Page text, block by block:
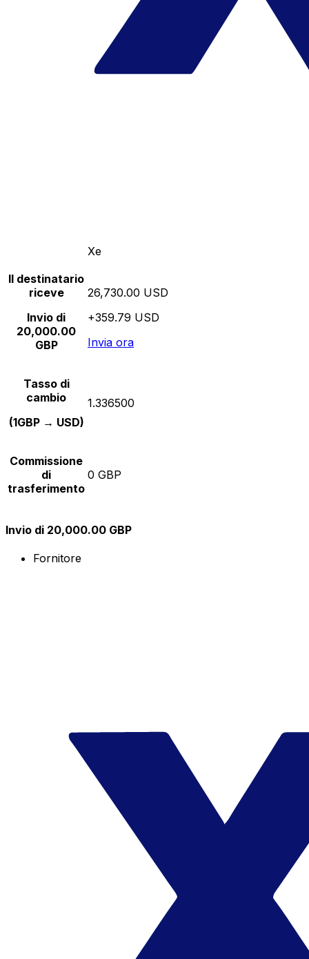
Xe
Il destinatario
riceve
Invio di
20,000.00
GBP
26,730.00 USD
+359.79 USD
Invia ora
Tasso di
cambio
(1GBP → USD)
1.336500
Commissione
di
trasferimento
0 GBP
Invio di 20,000.00 GBP
Fornitore